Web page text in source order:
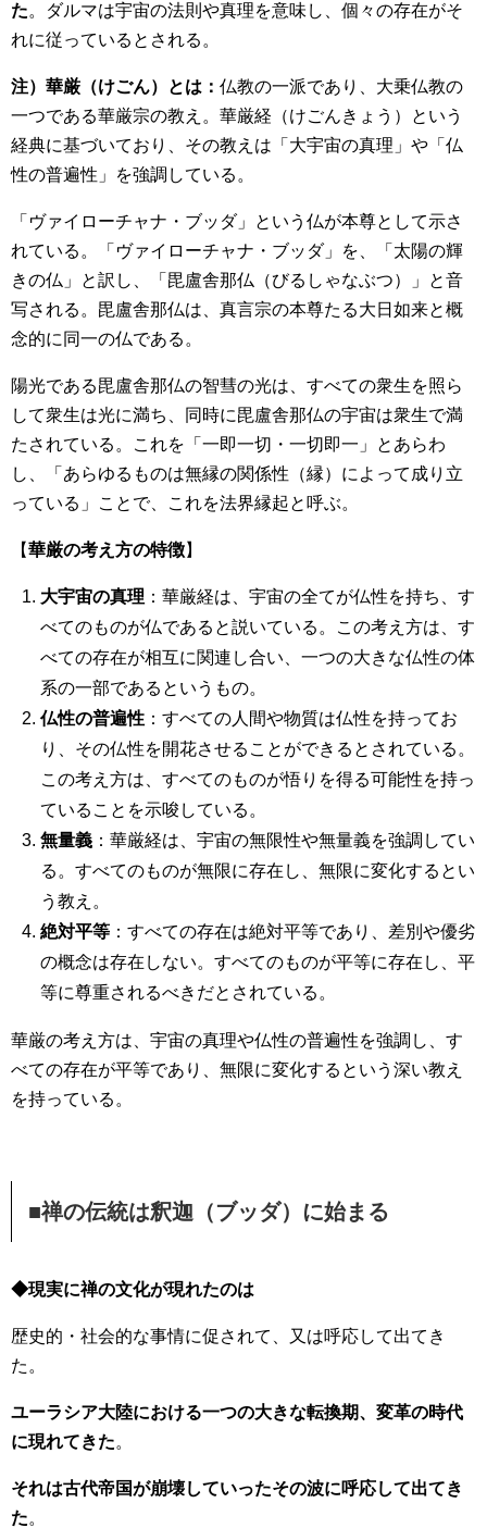
た。ダルマは宇宙の法則や真理を意味し、個々の存在がそ
れに従っているとされる。
注）華厳（けごん）とは： 仏教の一派であり、大乗仏教の
一つである華厳宗の教え。華厳経（けごんきょう）という
経典に基づいており、その教えは「大宇宙の真理」や「仏
性の普遍性」を強調している。
「ヴァイローチャナ・ブッダ」という仏が本尊として示さ
れている。「ヴァイローチャナ・ブッダ」を、「太陽の輝
きの仏」と訳し、「毘盧舎那仏（びるしゃなぶつ）」と音
写される。毘盧舎那仏は、真言宗の本尊たる大日如来と概
念的に同一の仏である。
陽光である毘盧舎那仏の智彗の光は、すべての衆生を照ら
して衆生は光に満ち、同時に毘盧舎那仏の宇宙は衆生で満
たされている。これを「一即一切・一切即一」とあらわ
し、「あらゆるものは無縁の関係性（縁）によって成り立
っている」ことで、これを法界縁起と呼ぶ。
【華厳の考え方の特徴】
大宇宙の真理 ：華厳経は、宇宙の全てが仏性を持ち、す
べてのものが仏であると説いている。この考え方は、す
べての存在が相互に関連し合い、一つの大きな仏性の体
系の一部であるというもの。
仏性の普遍性 ：すべての人間や物質は仏性を持ってお
り、その仏性を開花させることができるとされている。
この考え方は、すべてのものが悟りを得る可能性を持っ
ていることを示唆している。
無量義 ：華厳経は、宇宙の無限性や無量義を強調してい
る。すべてのものが無限に存在し、無限に変化するとい
う教え。
絶対平等 ：すべての存在は絶対平等であり、差別や優劣
の概念は存在しない。すべてのものが平等に存在し、平
等に尊重されるべきだとされている。
華厳の考え方は、宇宙の真理や仏性の普遍性を強調し、す
べての存在が平等であり、無限に変化するという深い教え
を持っている。
■禅の伝統は釈迦（ブッダ）に始まる
◆現実に禅の文化が現れたのは
歴史的・社会的な事情に促されて、又は呼応して出てき
た。
ユーラシア大陸における一つの大きな転換期、変革の時代
に現れてきた。
それは古代帝国が崩壊していったその波に呼応して出てき
た。